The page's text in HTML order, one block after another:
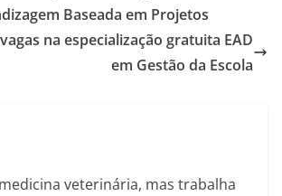
Baseada em Projetos
na especialização gratuita EAD
em Gestão da Escola
veterinária, mas trabalha